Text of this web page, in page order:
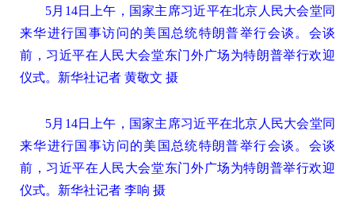
5月14日上午，国家主席习近平在北京人民大会堂同
来华进行国事访问的美国总统特朗普举行会谈。会谈
前，习近平在人民大会堂东门外广场为特朗普举行欢迎
仪式。新华社记者 黄敬文 摄
5月14日上午，国家主席习近平在北京人民大会堂同
来华进行国事访问的美国总统特朗普举行会谈。会谈
前，习近平在人民大会堂东门外广场为特朗普举行欢迎
仪式。新华社记者 李响 摄